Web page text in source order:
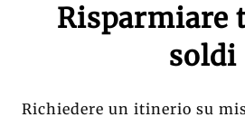
Risparmiare
soldi
Richiedere un itinerio su